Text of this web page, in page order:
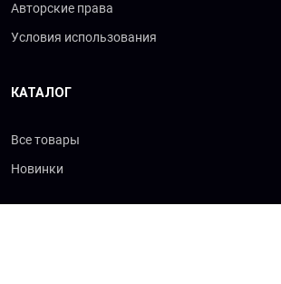
Авторские права
Условия использования
КАТАЛОГ
Все товары
Новинки